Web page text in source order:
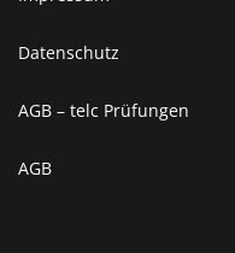
Datenschutz
AGB – telc Prüfungen
AGB